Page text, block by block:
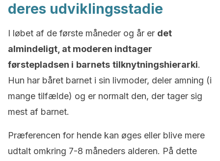
deres udviklingsstadie
I løbet af de første måneder og år er det
almindeligt, at moderen indtager
førstepladsen i barnets tilknytningshierarki.
Hun har båret barnet i sin livmoder, deler amning (i
mange tilfælde) og er normalt den, der tager sig
mest af barnet.
Præferencen for hende kan øges eller blive mere
udtalt omkring 7-8 måneders alderen. På dette